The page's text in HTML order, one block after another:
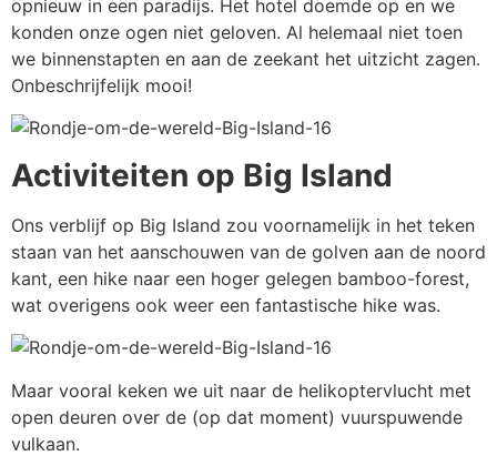
opnieuw in een paradijs. Het hotel doemde op en we
konden onze ogen niet geloven. Al helemaal niet toen
we binnenstapten en aan de zeekant het uitzicht zagen.
Onbeschrijfelijk mooi!
Activiteiten op Big Island
Ons verblijf op Big Island zou voornamelijk in het teken
staan van het aanschouwen van de golven aan de noord
kant, een hike naar een hoger gelegen bamboo-forest,
wat overigens ook weer een fantastische hike was.
Maar vooral keken we uit naar de helikoptervlucht met
open deuren over de (op dat moment) vuurspuwende
vulkaan.